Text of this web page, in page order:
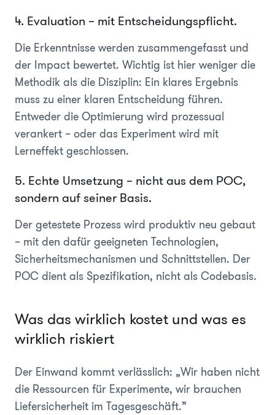
4. Evaluation – mit Entscheidungspflicht.
Die Erkenntnisse werden zusammengefasst und
der Impact bewertet. Wichtig ist hier weniger die
Methodik als die Disziplin: Ein klares Ergebnis
muss zu einer klaren Entscheidung führen.
Entweder die Optimierung wird prozessual
verankert – oder das Experiment wird mit
Lerneffekt geschlossen.
5. Echte Umsetzung – nicht aus dem POC,
sondern auf seiner Basis.
Der getestete Prozess wird produktiv neu gebaut
– mit den dafür geeigneten Technologien,
Sicherheitsmechanismen und Schnittstellen. Der
POC dient als Spezifikation, nicht als Codebasis.
Was das wirklich kostet und was es
wirklich riskiert
Der Einwand kommt verlässlich: „Wir haben nicht
die Ressourcen für Experimente, wir brauchen
Liefersicherheit im Tagesgeschäft.”